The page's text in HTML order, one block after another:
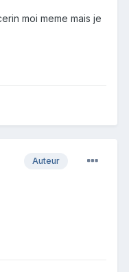
moi meme mais je
Auteur